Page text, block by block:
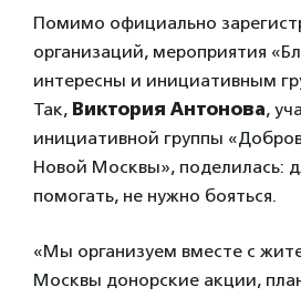
Помимо официально
организаций, мероприятия
интересны и инициативным
Так, Виктория Антонова,
инициативной группы
Новой Москвы», поделилась:
помогать, не нужно бояться.
«Мы организуем вместе с
Москвы донорские акции,